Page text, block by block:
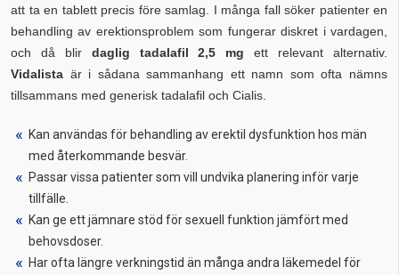
att ta en tablett precis före samlag. I många fall söker patienter en
behandling av erektionsproblem som fungerar diskret i vardagen,
och då blir daglig tadalafil 2,5 mg ett relevant alternativ.
Vidalista är i sådana sammanhang ett namn som ofta nämns
tillsammans med generisk tadalafil och Cialis.
Kan användas för behandling av erektil dysfunktion hos män
med återkommande besvär.
Passar vissa patienter som vill undvika planering inför varje
tillfälle.
Kan ge ett jämnare stöd för sexuell funktion jämfört med
behovsdoser.
Har ofta längre verkningstid än många andra läkemedel för